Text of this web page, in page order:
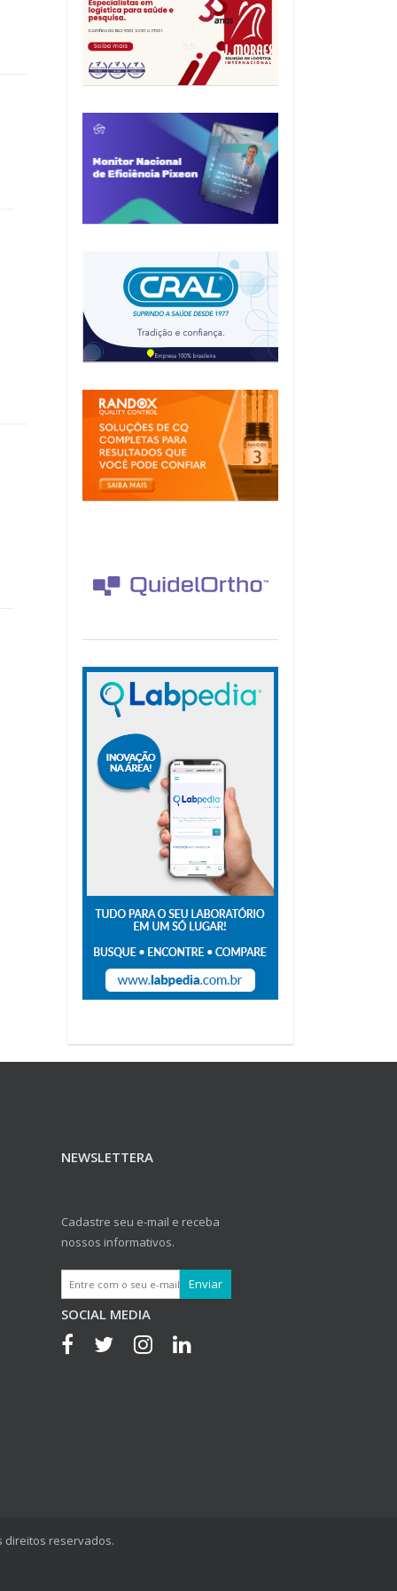
NEWSLETTERA
Cadastre seu e-mail e receba
nossos informativos.
SOCIAL MEDIA
direitos reservados.